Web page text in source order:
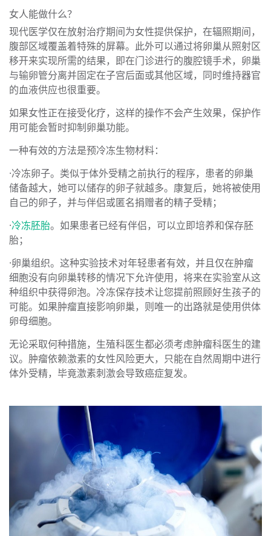
女人能做什么？
现代医学仅在放射治疗期间为女性提供保护，在辐照期间，
腹部区域覆盖着特殊的屏幕。此外可以通过将卵巢从照射区
移开来实现所需的结果，即在门诊进行的腹腔镜手术，卵巢
与输卵管分离并固定在子宫后面或其他区域，同时维持器官
的血液供应也很重要。
如果女性正在接受化疗，这样的操作不会产生效果，保护作
用可能会暂时抑制卵巢功能。
一种有效的方法是预冷冻生物材料：
·冷冻卵子。类似于体外受精之前执行的程序，患者的卵巢
储备越大，她可以储存的卵子就越多。康复后，她将被使用
自己的卵子，并与伴侣或匿名捐赠者的精子受精；
·冷冻胚胎。如果患者已经有伴侣，可以立即培养和保存胚
胎；
·卵巢组织。这种实验技术对年轻患者有效，并且仅在肿瘤
细胞没有向卵巢转移的情况下允许使用，将来在实验室从这
种组织中获得卵泡。冷冻保存技术让您提前照顾好生孩子的
可能。如果肿瘤直接影响卵巢，则唯一的出路就是使用供体
卵母细胞。
无论采取何种措施，生殖科医生都必须考虑肿瘤科医生的建
议。肿瘤依赖激素的女性风险更大，只能在自然周期中进行
体外受精，毕竟激素刺激会导致癌症复发。